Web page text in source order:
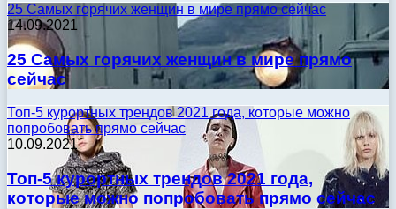
25 Самых горячих женщин в мире прямо сейчас
14.09.2021
25 Самых горячих женщин в мире прямо
сейчас
Топ-5 курортных трендов 2021 года, которые можно
попробовать прямо сейчас
10.09.2021
Топ-5 курортных трендов 2021 года,
которые можно попробовать прямо сейчас